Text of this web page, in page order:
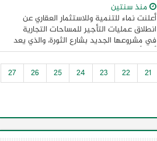
منذ سنتين
أعلنت نماء للتنمية وللاستثمار العقاري عن
انطلاق عمليات التأجير للمساحات التجارية
في مشروعها الجديد بشارع الثورة، والذي يعد
أحد أبرز الوجهات التجارية القادمة في قلب
مصر الجديدة، على أن يقوم بهذه ...
21
22
23
24
25
26
27